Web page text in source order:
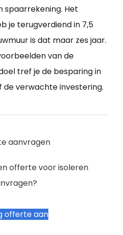
spaarrekening. Het
je terugverdiend in 7,5
is dat maar zes jaar.
van de
tref je de besparing in
de verwachte investering.
aanvragen
offerte voor isoleren
offerte aan